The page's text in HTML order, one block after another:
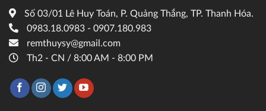
Số 03/01 Lê Huy Toán, P. Quảng Thắng, TP. Thanh Hóa.
0983.18.0983 - 0907.180.983
remthuysy@gmail.com
Th2 - CN / 8:00 AM - 8:00 PM